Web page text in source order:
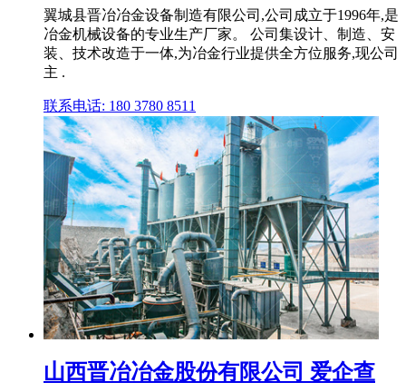
翼城县晋冶冶金设备制造有限公司,公司成立于1996年,是
冶金机械设备的专业生产厂家。 公司集设计、制造、安
装、技术改造于一体,为冶金行业提供全方位服务,现公司
主 .
联系电话: 180 3780 8511
山西晋冶冶金股份有限公司 爱企查